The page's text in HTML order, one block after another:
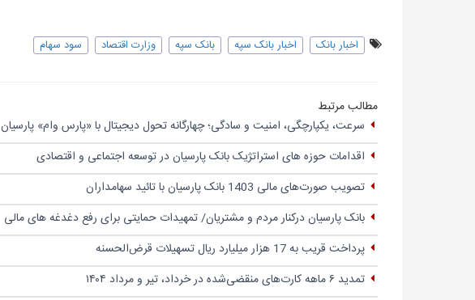
اخبار بانک اخبار بانک سپه بانک سپه وزارت اقتصاد سود سهام
مطالب مرتبط
سرعت، یکپارچگی، امنیت و سادگی؛ چهار‌گانه تحول دیجیتال با «پارس وام» پارسیان
اقدامات حوزه های استراتژیک بانک پارسیان در توسعه اجتماعی و اقتصادی
تصویب صورت‌های مالی 1403 بانک پارسیان با تائید سهامداران
بانک پارسیان درکنار مردم و مشتریان/ تمهیدات حمایتی برای رفع دغدغه های مالی
پرداخت قریب به 17 هزار میلیارد ریال تسهیلات قرض‌الحسنه
تمدید ۶ ماهه کارت‌های منقضی‌شده در خرداد، تیر و مرداد ۱۴۰۴